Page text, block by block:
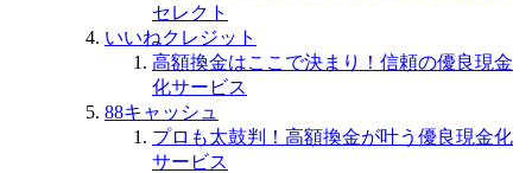
セレクト
いいねクレジット
高額換金はここで決まり！信頼の優良現金
化サービス
88キャッシュ
プロも太鼓判！高額換金が叶う優良現金化
サービス